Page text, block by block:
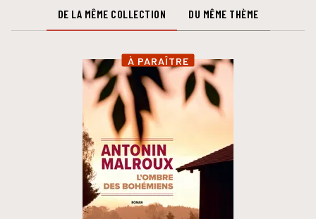
DE LA MÊME COLLECTION DU MÊME THÈME
À PARAÎTRE